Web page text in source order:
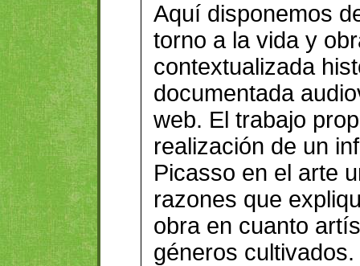
Aquí disponemos
torno a la vida y
contextualizada
documentada
web. El trabajo
realización de un
Picasso en el arte
razones que
obra en cuanto
géneros cultivados.